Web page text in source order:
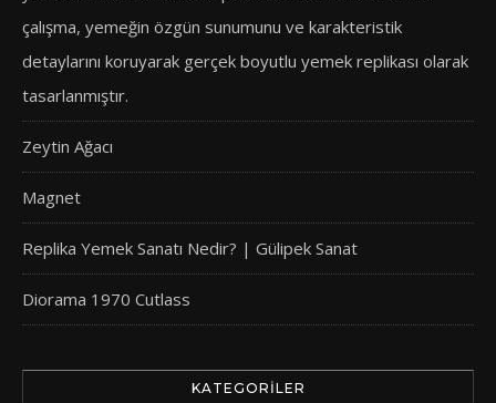
çalışma, yemeğin özgün sunumunu ve karakteristik
detaylarını koruyarak gerçek boyutlu yemek replikası olarak
tasarlanmıştır.
Zeytin Ağacı
Magnet
Replika Yemek Sanatı Nedir? | Gülipek Sanat
Diorama 1970 Cutlass
KATEGORILER